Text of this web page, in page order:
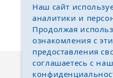
Описание
Наш сайт
аналитики и
Продолжая
ознакомления с
предоставления
соглашаетесь с